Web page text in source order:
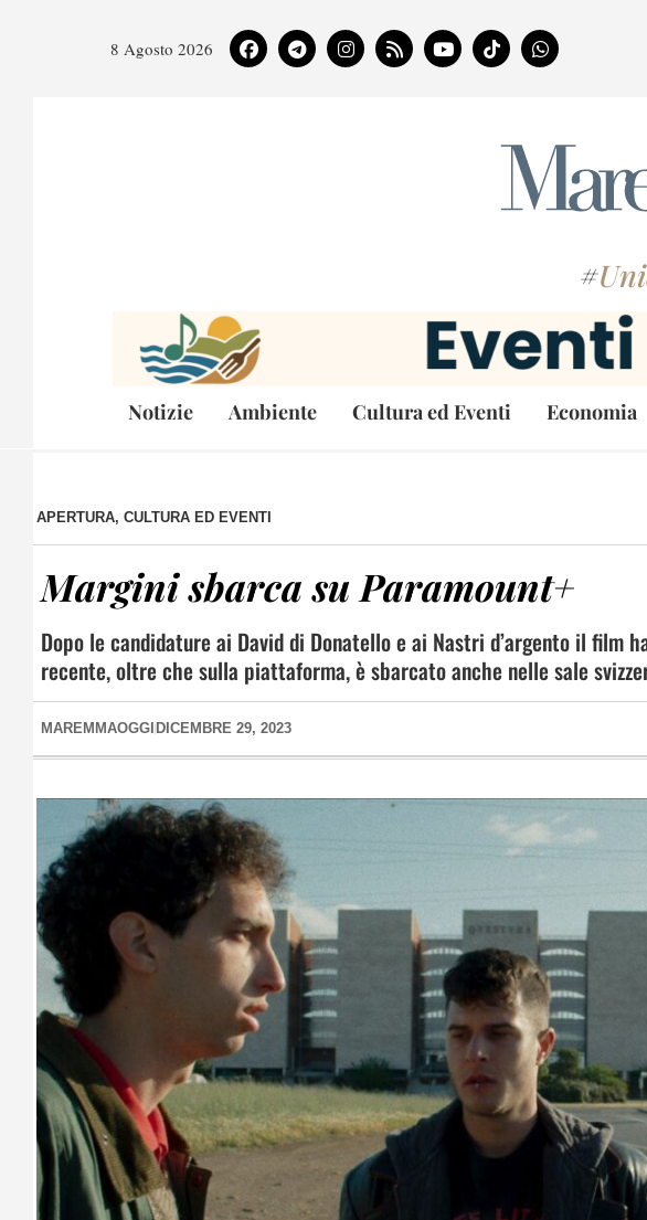
8 Agosto 2026
#
Notizie Ambiente Cultura ed Eventi Economia
APERTURA, CULTURA ED EVENTI
Margini sbarca su Paramount+
Dopo le candidature ai David di Donatello e ai Nastri d’argento il
recente, oltre che sulla piattaforma, è sbarcato anche nelle sale
MAREMMAOGGI DICEMBRE 29, 2023